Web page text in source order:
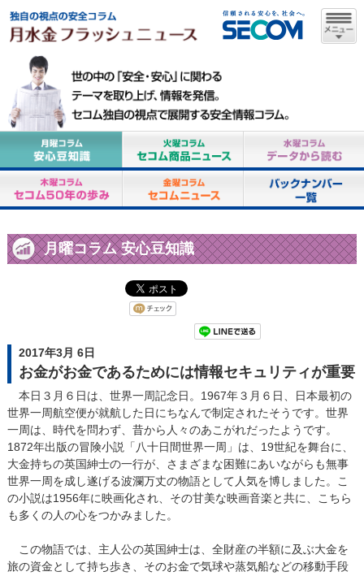
月曜コラム 安心豆知識
2017年3月 6日
お金がお金であるためには情報セキュリティが重要
本日３月６日は、世界一周記念日。1967年３月６日、日本最初の
世界一周航空便が就航した日にちなんで制定されたそうです。世界
一周は、時代を問わず、昔から人々のあこがれだったようです。
1872年出版の冒険小説「八十日間世界一周」は、19世紀を舞台に、
大金持ちの英国紳士の一行が、さまざまな困難にあいながらも無事
世界一周を成し遂げる波瀾万丈の物語として人気を博しました。こ
の小説は1956年に映画化され、その甘美な映画音楽と共に、こちら
も多くの人の心をつかみました。
この物語では、主人公の英国紳士は、全財産の半額に及ぶ大金を
旅の資金として持ち歩き、そのお金で気球や蒸気船などの移動手段